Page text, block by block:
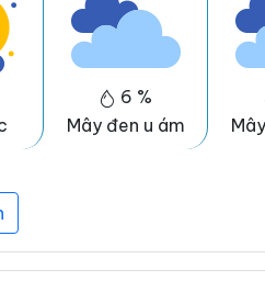
6 %
Mây đen u ám